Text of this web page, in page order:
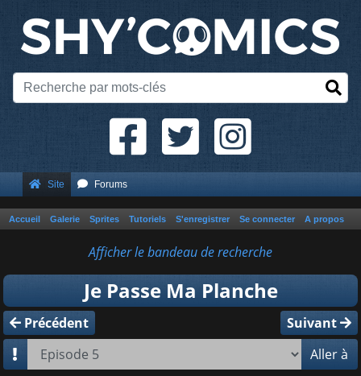
Site Forums
Accueil Galerie Sprites Tutoriels S'enregistrer Se connecter A propos
Afficher le bandeau de recherche
Je Passe Ma Planche
Précédent
Suivant
Aller à